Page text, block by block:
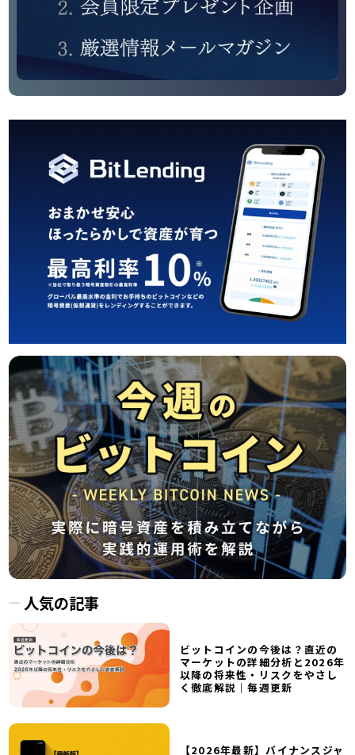
人気の記事
ビットコインの今後は？直近の
マーケットの詳細分析と2026年
以降の将来性・リスクをやさし
く徹底解説｜毎週更新
【2026年最新】バイナンスジャ